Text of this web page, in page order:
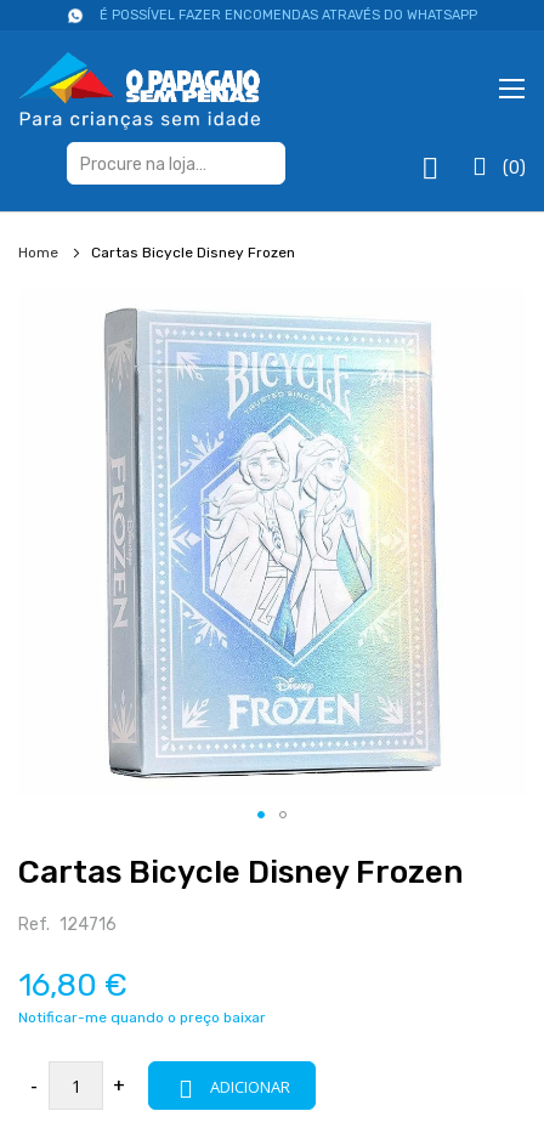
É POSSÍVEL FAZER ENCOMENDAS ATRAVÉS DO WHATSAPP
(0)
Home Cartas Bicycle Disney Frozen
Cartas Bicycle Disney Frozen
Ref. 124716
16,80 €
Notificar-me quando o preço baixar
- + ADICIONAR
para
início
galeria